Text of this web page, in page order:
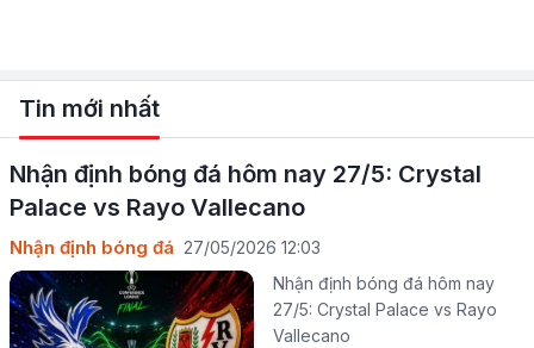
Tin mới nhất
Nhận định bóng đá hôm nay 27/5: Crystal
Palace vs Rayo Vallecano
Nhận định bóng đá 27/05/2026 12:03
Nhận định bóng đá hôm nay
27/5: Crystal Palace vs Rayo
Vallecano